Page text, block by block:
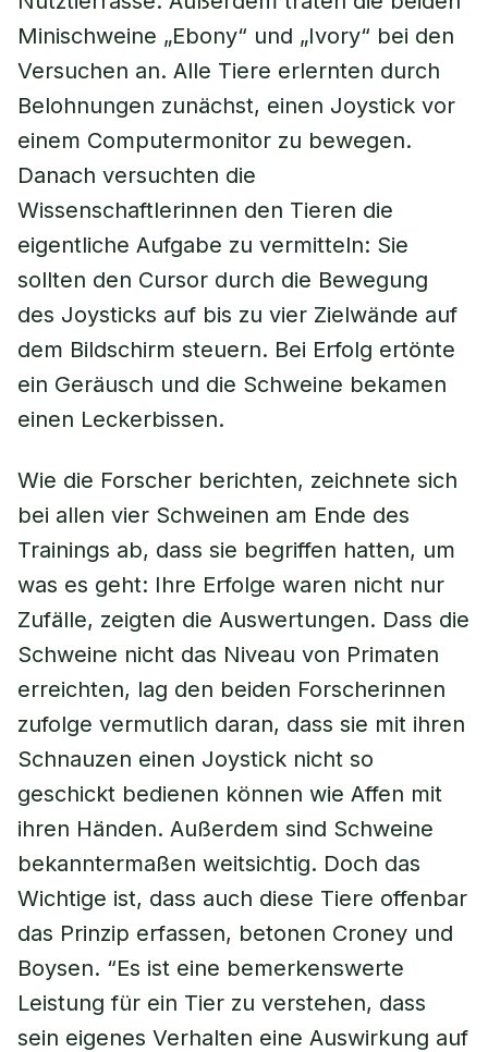
Minischweine „Ebony“ und „Ivory“ bei den
Versuchen an. Alle Tiere erlernten durch
Belohnungen zunächst, einen Joystick vor
einem Computermonitor zu bewegen.
Danach versuchten die
Wissenschaftlerinnen den Tieren die
eigentliche Aufgabe zu vermitteln: Sie
sollten den Cursor durch die Bewegung
des Joysticks auf bis zu vier Zielwände auf
dem Bildschirm steuern. Bei Erfolg ertönte
ein Geräusch und die Schweine bekamen
einen Leckerbissen.
Wie die Forscher berichten, zeichnete sich
bei allen vier Schweinen am Ende des
Trainings ab, dass sie begriffen hatten, um
was es geht: Ihre Erfolge waren nicht nur
Zufälle, zeigten die Auswertungen. Dass die
Schweine nicht das Niveau von Primaten
erreichten, lag den beiden Forscherinnen
zufolge vermutlich daran, dass sie mit ihren
Schnauzen einen Joystick nicht so
geschickt bedienen können wie Affen mit
ihren Händen. Außerdem sind Schweine
bekanntermaßen weitsichtig. Doch das
Wichtige ist, dass auch diese Tiere offenbar
das Prinzip erfassen, betonen Croney und
Boysen. “Es ist eine bemerkenswerte
Leistung für ein Tier zu verstehen, dass
sein eigenes Verhalten eine Auswirkung auf